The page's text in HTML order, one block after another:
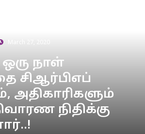
நாள்
சிஆர்பிஎப்
அதிகாரிகளும்
நிதிக்கு